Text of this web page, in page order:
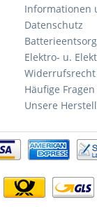
Informationen
Datenschutz
Elektro- u.
Widerrufsrecht
Häufige Fragen
Unsere